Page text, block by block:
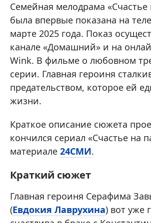
Семейная мелодрама «Счастье
была впервые показана на
марте 2025 года. Показ
канале «Домашний» и на
Wink. В фильме о любовном
серии. Главная героиня
предательством, которое ей
жизни.
Краткое описание сюжета
кончился сериал «Счастье на
материале 24СМИ.
Краткий сюжет
Главная героиня Серафима
(Евдокия Лаврухина) вот уже